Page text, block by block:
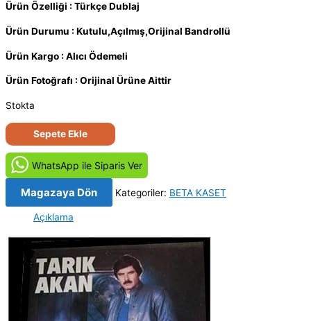
Ürün Özelliği : Türkçe Dublaj
Ürün Durumu : Kutulu,Açılmış,Orijinal Bandrollü
Ürün Kargo : Alıcı Ödemeli
Ürün Fotoğrafı : Orijinal Ürüne Aittir
Stokta
Bir
küçük
bulut
(1990)
Orjinal
Beta
Film
Sepete Ekle
WhatsApp ile Siparis Ver
Magazaya Dön Kategoriler: BETA KASET
Açıklama